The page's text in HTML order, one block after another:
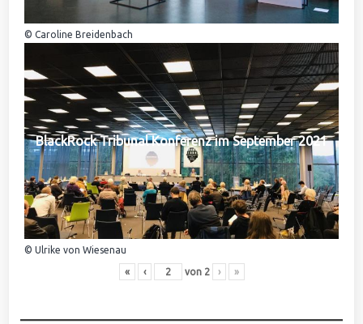
© Caroline Breidenbach
BlackRock Tribunal Konferenz im September 2021
© Ulrike von Wiesenau
« ‹ von 2 › »